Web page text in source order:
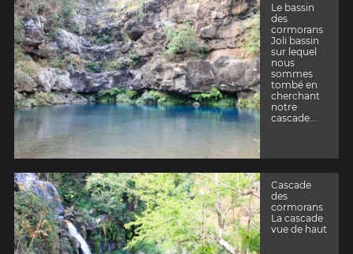
Le bassin
des
cormorans
Joli bassin
sur lequel
nous
sommes
tombé en
cherchant
notre
cascade...
Cascade
des
cormorans
La cascade
vue de haut